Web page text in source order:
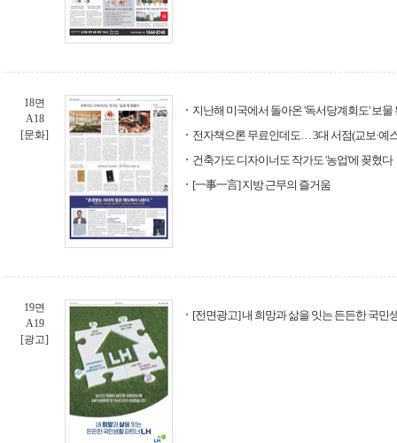
18면
A18
[문화]
지난해 미국에서 돌아온 '독서당계회도' 보물
전자책으론 무료인데도… 3대 서점(교보·예
건축가도 디자이너도 작가도 '농업'에 꽂혔다
[一事一言] 지방 근무의 즐거움
19면
A19
[광고]
[전면광고] 내 희망과 삶을 잇는 든든한 국민